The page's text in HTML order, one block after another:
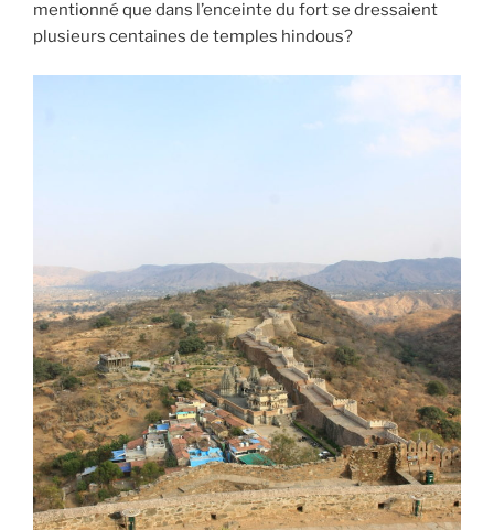
mentionné que dans l’enceinte du fort se dressaient
plusieurs centaines de temples hindous?